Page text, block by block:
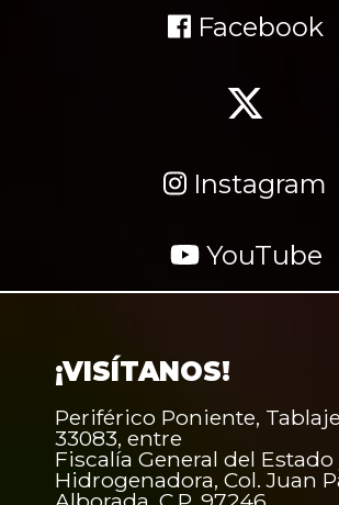
Facebook
Instagram
YouTube
¡VISÍTANOS!
Periférico Poniente,
33083, entre
Fiscalía General del Estado
Hidrogenadora, Col. Juan